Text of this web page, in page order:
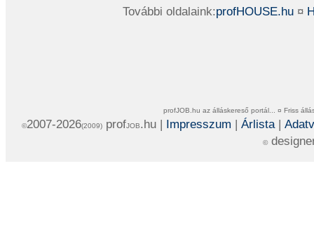
További oldalaink:profHOUSE.hu¤
profJOB.hu az álláskereső portál... ¤ Friss
©2007-2026(2009)profJOB.hu | Impresszum | Árlista|
©